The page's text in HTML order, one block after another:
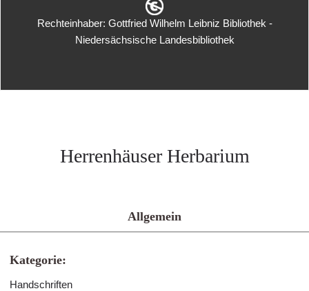
Rechteinhaber: Gottfried Wilhelm Leibniz Bibliothek -
Niedersächsische Landesbibliothek
Herrenhäuser Herbarium
Allgemein
Kategorie:
Handschriften